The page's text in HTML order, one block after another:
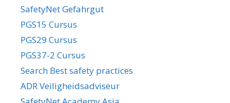
SafetyNet Gefahrgut
PGS15 Cursus
PGS29 Cursus
PGS37-2 Cursus
Search Best safety practices
ADR Veiligheidsadviseur